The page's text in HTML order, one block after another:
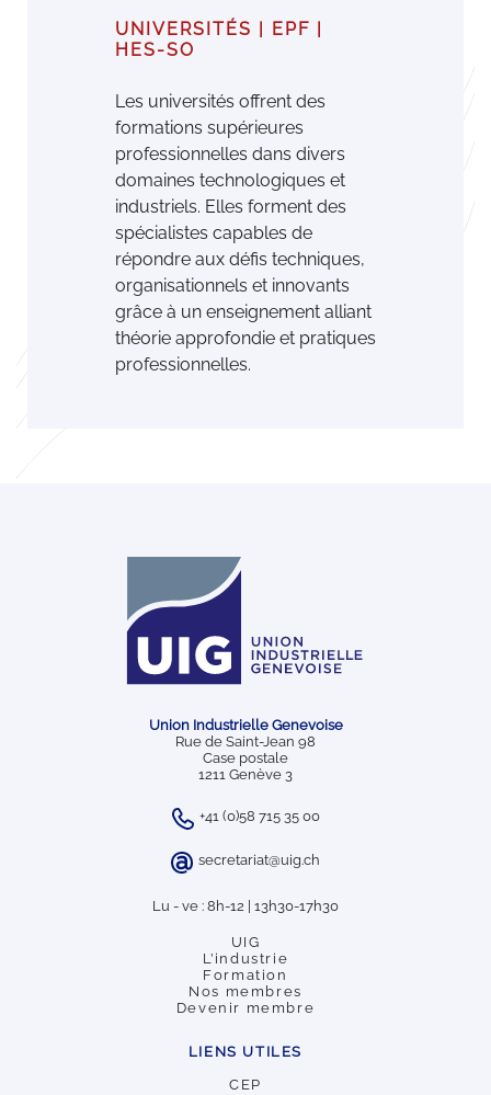
UNIVERSITÉS | EPF |
HES-SO
Les universités oﬀrent des
formations supérieures
professionnelles dans divers
domaines technologiques et
industriels. Elles forment des
spécialistes capables de
répondre aux déﬁs techniques,
organisationnels et innovants
grâce à un enseignement alliant
théorie approfondie et pratiques
professionnelles.
Union Industrielle Genevoise
Rue de Saint-Jean 98
Case postale
1211 Genève 3
+41 (0)58 715 35 00
secretariat@uig.ch
Lu - ve : 8h-12 | 13h30-17h30
UIG
L’industrie
Formation
Nos membres
Devenir membre
LIENS UTILES
CEP